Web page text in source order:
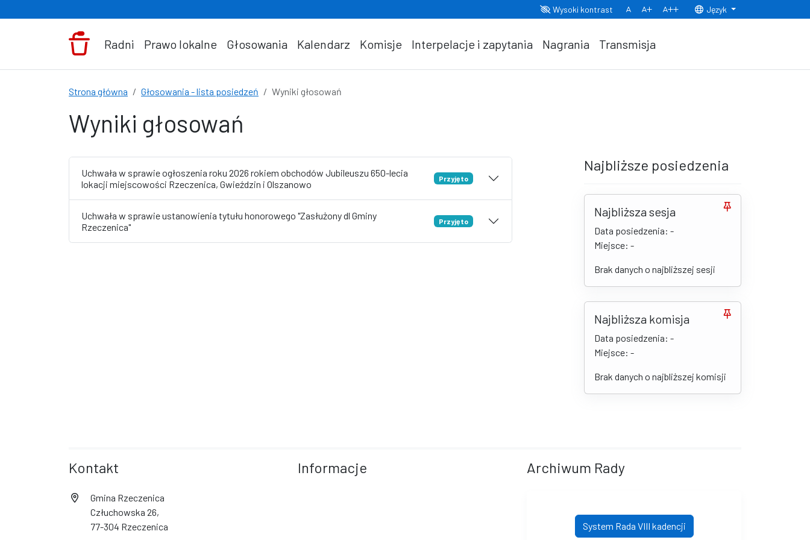
Wysoki kontrast
Normalny rozmiar czcionki
Rozmiar czcionki 150% Rozmiar czcionki 200%
Język
Radni Prawo lokalne Głosowania Kalendarz Komisje Interpelacje i zapytania Nagrania Transmisja
Strona główna Głosowania - lista posiedzeń Wyniki głosowań
Wyniki głosowań
Uchwała w sprawie ogłoszenia roku 2026 rokiem obchodów Jubileuszu 650-lecia
lokacji miejscowości Rzeczenica, Gwieździn i Olszanowo
Przyjęto
Uchwała w sprawie ustanowienia tytułu honorowego "Zasłużony dl Gminy
Rzeczenica"
Przyjęto
Najbliższe posiedzenia
Najbliższa sesja
Data posiedzenia: -
Miejsce: -
Brak danych o najbliższej sesji
Najbliższa komisja
Data posiedzenia: -
Miejsce: -
Brak danych o najbliższej komisji
Kontakt
Gmina Rzeczenica
Człuchowska 26,
77-304 Rzeczenica
Informacje Archiwum Rady
System Rada VIII kadencji